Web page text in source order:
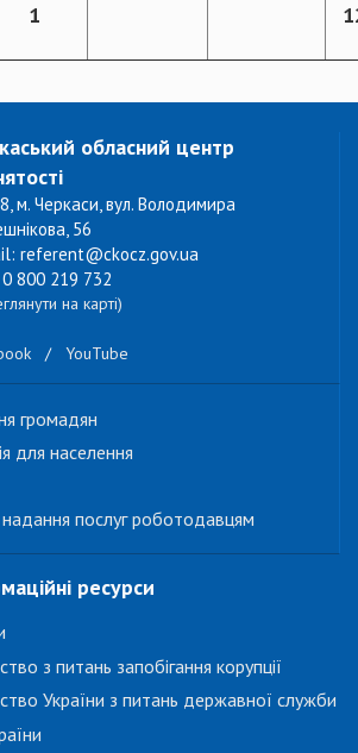
1
обласний центр
м. Черкаси, вул. Володимира
56
referent@ckocz.gov.ua
0 800 219 732
на карті)
/ YouTube
громадян
для населення
послуг роботодавцям
ресурси
з питань запобігання корупції
України з питань державної служби